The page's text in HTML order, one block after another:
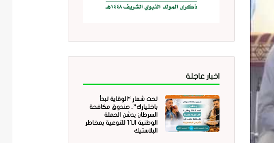
اخبار عاجلة
تحت شعار “الوقاية تبدأ
باختيارك”.. صندوق مكافحة
السرطان يدشن الحملة
الوطنية الـ11 للتوعية بمخاطر
البلاستيك